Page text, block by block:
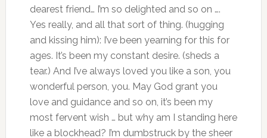
dearest friend… I’m so delighted and so on ….
Yes really, and all that sort of thing. (hugging
and kissing him): I’ve been yearning for this for
ages. It’s been my constant desire. (sheds a
tear.) And I’ve always loved you like a son, you
wonderful person, you. May God grant you
love and guidance and so on, it’s been my
most fervent wish … but why am I standing here
like a blockhead? I’m dumbstruck by the sheer